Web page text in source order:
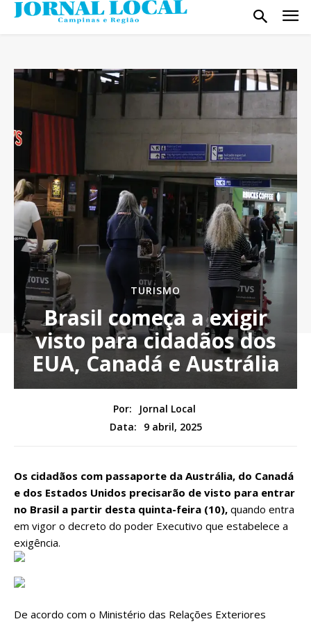
TURISMO
Brasil começa a exigir
visto para cidadãos dos
EUA, Canadá e Austrália
Por:
Jornal Local
Data:
9 abril, 2025
Os cidadãos com passaporte da Austrália, do Canadá
e dos Estados Unidos precisarão de visto para entrar
no Brasil a partir desta quinta-feira (10), quando entra
em vigor o decreto do poder Executivo que estabelece a
exigência.
De acordo com o Ministério das Relações Exteriores